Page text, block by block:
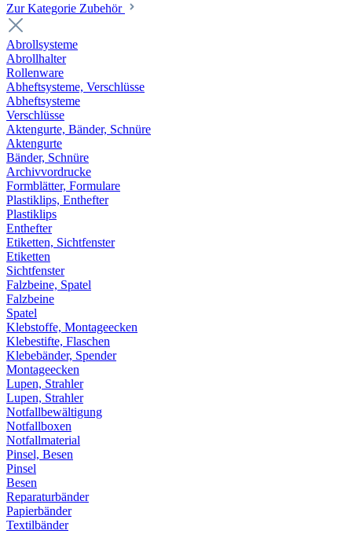
Zur Kategorie Zubehör
Abrollsysteme
Abrollhalter
Rollenware
Abheftsysteme, Verschlüsse
Abheftsysteme
Verschlüsse
Aktengurte, Bänder, Schnüre
Aktengurte
Bänder, Schnüre
Archivvordrucke
Formblätter, Formulare
Plastiklips, Enthefter
Plastiklips
Enthefter
Etiketten, Sichtfenster
Etiketten
Sichtfenster
Falzbeine, Spatel
Falzbeine
Spatel
Klebstoffe, Montageecken
Klebestifte, Flaschen
Klebebänder, Spender
Montageecken
Lupen, Strahler
Lupen, Strahler
Notfallbewältigung
Notfallboxen
Notfallmaterial
Pinsel, Besen
Pinsel
Besen
Reparaturbänder
Papierbänder
Textilbänder